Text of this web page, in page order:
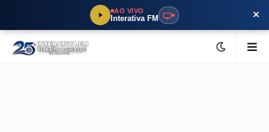
AO VIVO
Interativa FM ×